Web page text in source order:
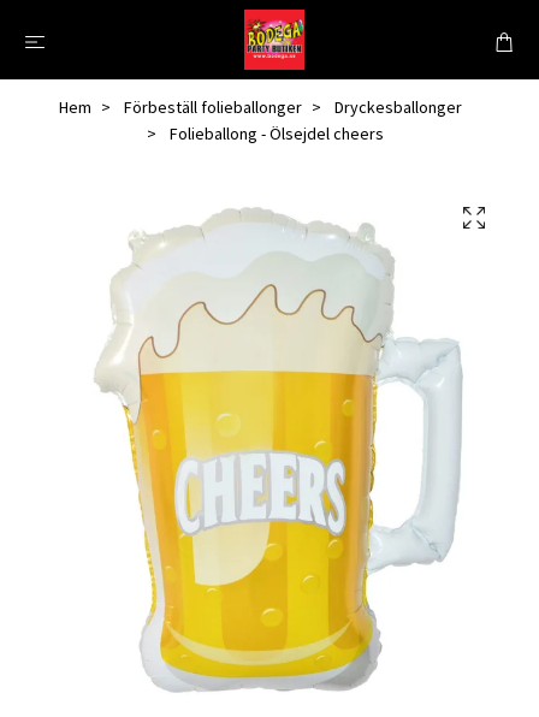
Hem Förbeställ folieballonger
Dryckesballonger
Folieballong - Ölsejdel cheers